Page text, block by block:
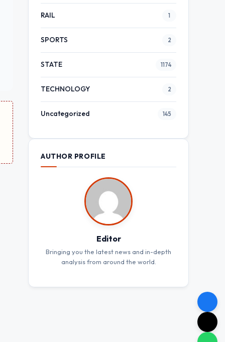
RAIL 1
SPORTS 2
STATE 1174
TECHNOLOGY 2
Uncategorized 145
AUTHOR PROFILE
Editor
Bringing you the latest news and in-depth
analysis from around the world.